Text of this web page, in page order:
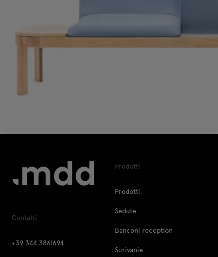
Contatti
+39 344 3861694
Prodotti
Prodotti
Sedute
Banconi reception
Scrivanie